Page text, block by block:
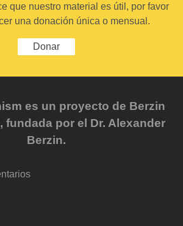
que nuestro material es útil, por favor
una donación única o mensual.
Donar
es un proyecto de Berzin
fundada por el Dr. Alexander
Berzin.